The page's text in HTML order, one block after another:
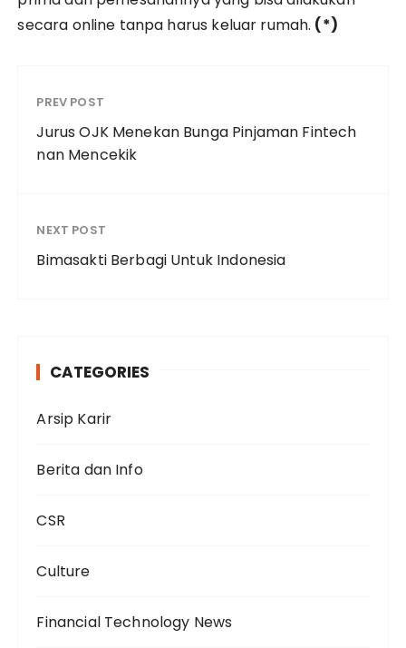
secara online tanpa harus keluar rumah. (*)
PREV POST
Jurus OJK Menekan Bunga Pinjaman Fintech
nan Mencekik
NEXT POST
Bimasakti Berbagi Untuk Indonesia
CATEGORIES
Arsip Karir
Berita dan Info
CSR
Culture
Financial Technology News